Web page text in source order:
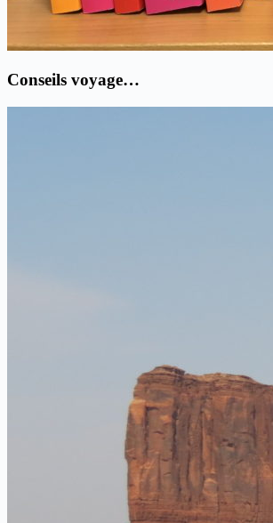
Conseils voyage…